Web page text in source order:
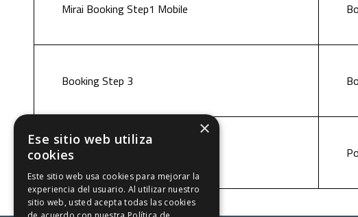
Mirai Booking Step1 Mobile
Booking Step 3
Política de cookies
×
Ese sitio web utiliza
cookies
Este sitio web usa cookies para mejorar la
experiencia del usuario. Al utilizar nuestro
sitio web, usted acepta todas las cookies